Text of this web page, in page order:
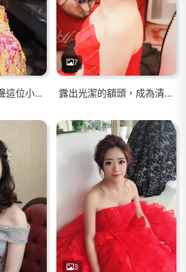
看不出新娘是旁邊這位小女孩的媽媽吧！
7
露出光潔的額頭，成為清爽靚麗的新娘
3